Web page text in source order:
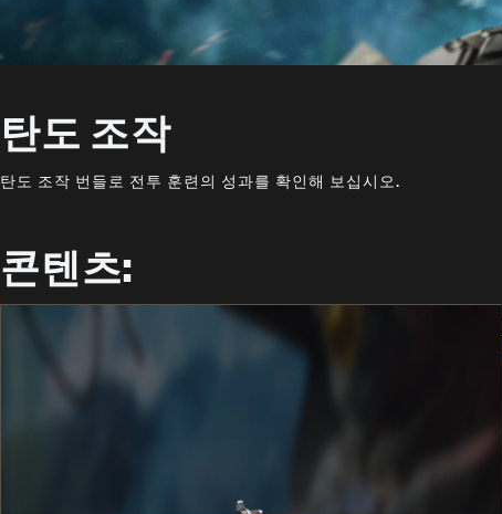
탄도 조작
탄도 조작 번들로 전투 훈련의 성과를 확인해 보십시오.
콘텐츠: